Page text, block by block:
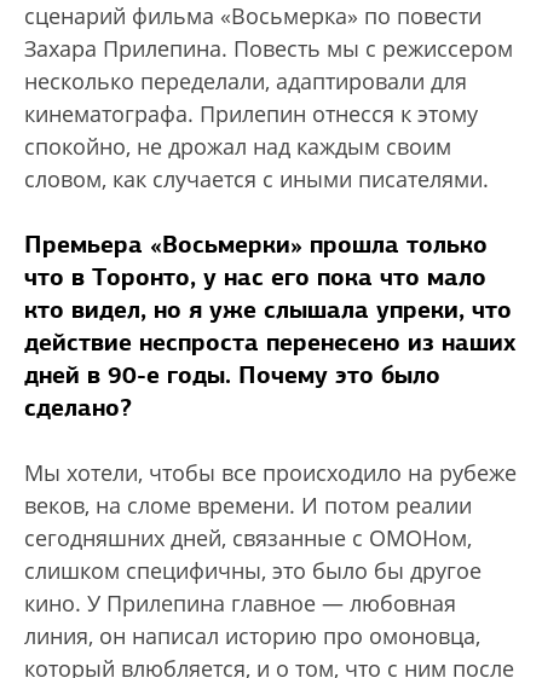
сценарий фильма «Восьмерка» по повести
Захара Прилепина. Повесть мы с режиссером
несколько переделали, адаптировали для
кинематографа. Прилепин отнесся к этому
спокойно, не дрожал над каждым своим
словом, как случается с иными писателями.
Премьера «Восьмерки» прошла только
что в Торонто, у нас его пока что мало
кто видел, но я уже слышала упреки, что
действие неспроста перенесено из наших
дней в 90-е годы. Почему это было
сделано?
Мы хотели, чтобы все происходило на рубеже
веков, на сломе времени. И потом реалии
сегодняшних дней, связанные с ОМОНом,
слишком специфичны, это было бы другое
кино. У Прилепина главное — любовная
линия, он написал историю про омоновца,
который влюбляется, и о том, что с ним после